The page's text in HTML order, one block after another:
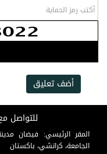
أضف تعليق
للتواصل
المقر الرئيسي: فيضان
الجامعة، كراتشي، باكستان